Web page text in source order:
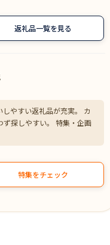
返礼品一覧を見る
やすい返礼品が充実。 カ
探しやすい。 特集・企画
特集をチェック